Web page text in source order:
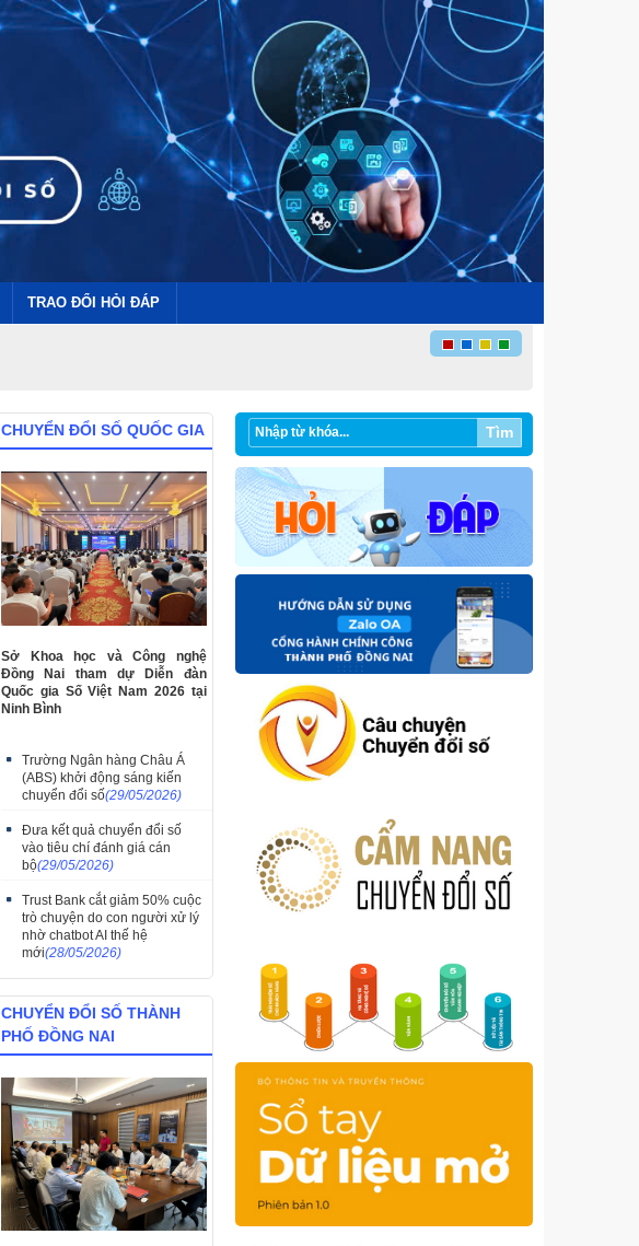
TRAO ĐỔI HỎI ĐÁP
Tìm
CHUYỂN ĐỔI SỐ QUỐC GIA
Sở Khoa học và Công nghệ
Đồng Nai tham dự Diễn đàn
Quốc gia Số Việt Nam 2026 tại
Ninh Bình
Trường Ngân hàng Châu Á
(ABS) khởi động sáng kiến
chuyển đổi số(29/05/2026)
​Đưa kết quả chuyển đổi số
vào tiêu chí đánh giá cán
bộ(29/05/2026)
Trust Bank cắt giảm 50% cuộc
trò chuyện do con người xử lý
nhờ chatbot AI thế hệ
mới(28/05/2026)
CHUYỂN ĐỔI SỐ THÀNH
PHỐ ĐỒNG NAI